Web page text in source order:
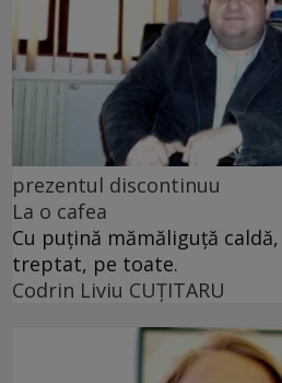
prezentul discontinuu
La o cafea
Cu puţină mămăliguţă
treptat, pe toate.
Codrin Liviu CUŢITARU